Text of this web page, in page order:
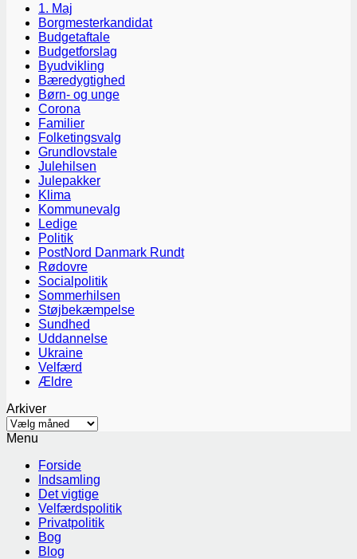
1. Maj
Borgmesterkandidat
Budgetaftale
Budgetforslag
Byudvikling
Bæredygtighed
Børn- og unge
Corona
Familier
Folketingsvalg
Grundlovstale
Julehilsen
Julepakker
Klima
Kommunevalg
Ledige
Politik
PostNord Danmark Rundt
Rødovre
Socialpolitik
Sommerhilsen
Støjbekæmpelse
Sundhed
Uddannelse
Ukraine
Velfærd
Ældre
Arkiver
Arkiver
Menu
Forside
Indsamling
Det vigtige
Velfærdspolitik
Privatpolitik
Bog
Blog